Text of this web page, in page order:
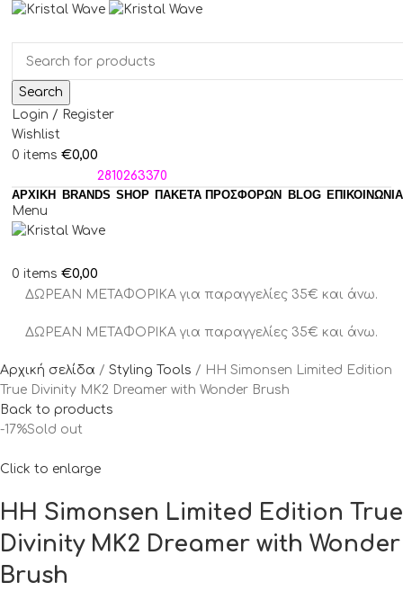
Search
Login / Register
Wishlist
0 items €0,00
2810263370
ΑΡΧΙΚΗ
BRANDS SHOP ΠΑΚΈΤΑ ΠΡΟΣΦΟΡΏΝ BLOG ΕΠΙΚΟΙΝΩΝΙΑ
Menu
0 items €0,00
ΔΩΡΕΑΝ ΜΕΤΑΦΟΡΙΚΑ για παραγγελίες 35€ και άνω.
ΔΩΡΕΑΝ ΜΕΤΑΦΟΡΙΚΑ για παραγγελίες 35€ και άνω.
Αρχική σελίδα Styling Tools
HH Simonsen Limited Edition
True Divinity MK2 Dreamer with Wonder Brush
Back to products
-17%Sold out
Click to enlarge
HH Simonsen Limited Edition True
Divinity MK2 Dreamer with Wonder
Brush